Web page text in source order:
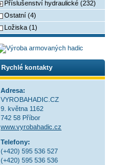
Příslušenství hydraulické (232)
Ostatní (4)
Ložiska (1)
Rychlé kontakty
Adresa:
VYROBAHADIC.CZ
9. května 1162
742 58 Příbor
www.vyrobahadic.cz
Telefony:
(+420) 595 536 527
(+420) 595 536 536